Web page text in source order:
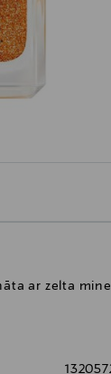
ar zelta